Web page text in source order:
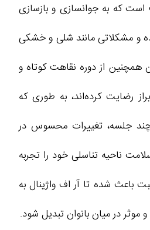
است که به جوانسازی و بازسازی
و مشکلاتی مانند شلی و خشکی
همچنین از دوره نقاهت کوتاه و
رضایت کرده‌اند، به طوری که
جلسه، تغییرات محسوس در
ناحیه تناسلی خود را تجربه
باعث شده تا آر اف واژینال به
در میان بانوان تبدیل شود.